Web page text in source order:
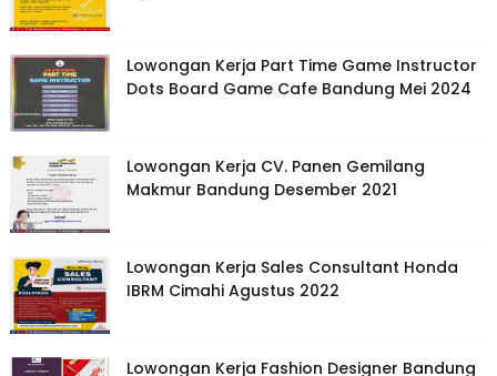
Lowongan Kerja Part Time Game Instructor
Dots Board Game Cafe Bandung Mei 2024
Lowongan Kerja CV. Panen Gemilang
Makmur Bandung Desember 2021
Lowongan Kerja Sales Consultant Honda
IBRM Cimahi Agustus 2022
Lowongan Kerja Fashion Designer Bandung